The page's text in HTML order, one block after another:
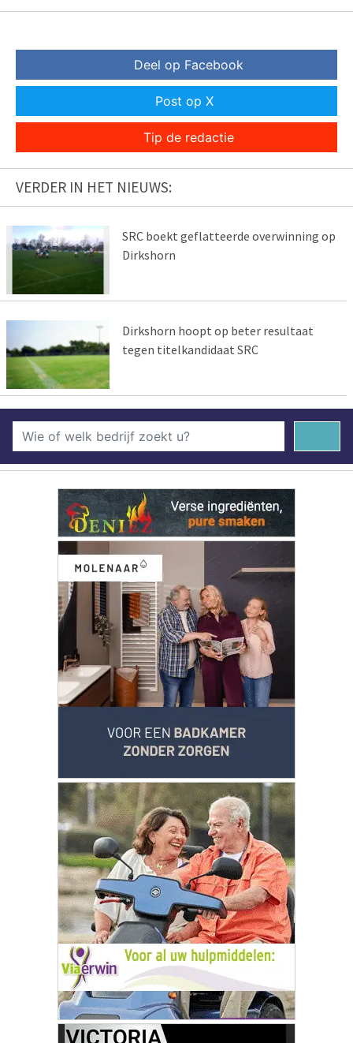
Deel op Facebook
Post op X
Tip de redactie
VERDER IN HET NIEUWS:
SRC boekt geflatteerde overwinning op
Dirkshorn
Dirkshorn hoopt op beter resultaat
tegen titelkandidaat SRC